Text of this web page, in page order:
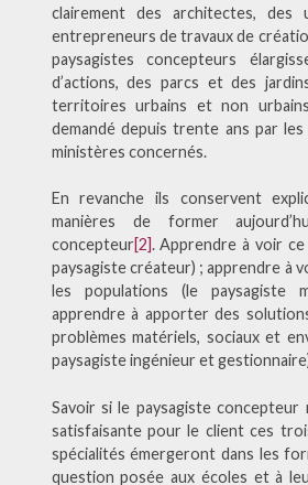
clairement des architectes, des
entrepreneurs de travaux de
paysagistes concepteurs
d’actions, des parcs et des
territoires urbains et non
demandé depuis trente ans par
ministères concernés.
En revanche ils conservent
manières de former
concepteur[2]. Apprendre à voir ce
paysagiste créateur) ; apprendre à
les populations (le paysagiste
apprendre à apporter des
problèmes matériels, sociaux et
paysagiste ingénieur et
Savoir si le paysagiste concepteur
satisfaisante pour le client ces
spécialités émergeront dans les
question posée aux écoles et à